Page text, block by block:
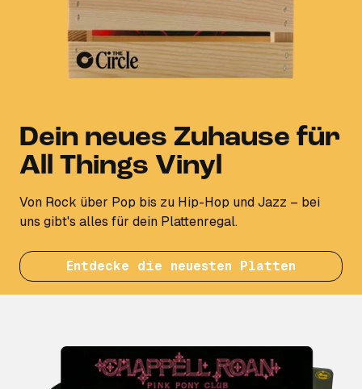
Dein neues Zuhause für
All Things Vinyl
Von Rock über Pop bis zu Hip-Hop und Jazz – bei
uns gibt's alles für dein Plattenregal.
Entdecke die neuesten Platten